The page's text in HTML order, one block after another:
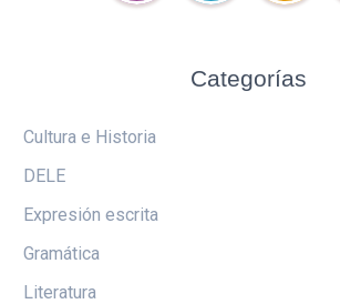
Categorías
Cultura e Historia
DELE
Expresión escrita
Gramática
Literatura